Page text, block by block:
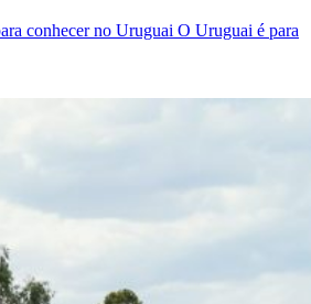
conhecer no Uruguai O Uruguai é para